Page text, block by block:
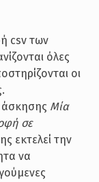
csv των
όλες
οι
άσκησης Μία
σε
εκτελεί την
να